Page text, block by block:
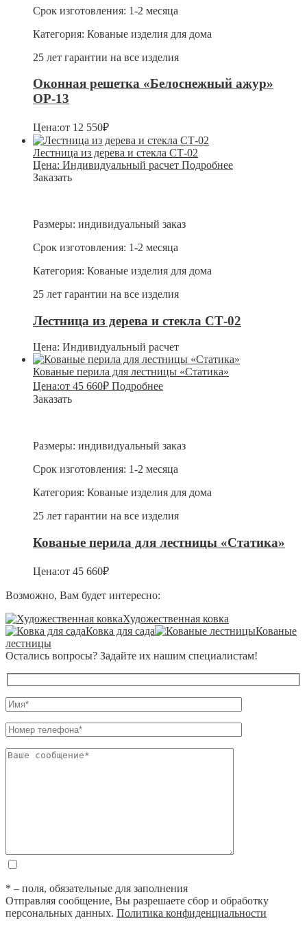
Срок изготовления: 1-2 месяца
Категория: Кованые изделия для дома
25 лет гарантии на все изделия
Оконная решетка «Белоснежный ажур»
ОР-13
Цена:от 12 550₽
Лестница из дерева и стекла СТ-02
Цена: Индивидуальный расчет Подробнее
Заказать
Размеры: индивидуальный заказ
Срок изготовления: 1-2 месяца
Категория: Кованые изделия для дома
25 лет гарантии на все изделия
Лестница из дерева и стекла СТ-02
Цена: Индивидуальный расчет
Кованые перила для лестницы «Статика»
Цена:от 45 660₽ Подробнее
Заказать
Размеры: индивидуальный заказ
Срок изготовления: 1-2 месяца
Категория: Кованые изделия для дома
25 лет гарантии на все изделия
Кованые перила для лестницы «Статика»
Цена:от 45 660₽
Возможно, Вам будет интересно:
Художественная ковка
Ковка для сада
Кованые
лестницы
Остались вопросы? Задайте их нашим специалистам!
* – поля, обязательные для заполнения
Отправляя сообщение, Вы разрешаете сбор и обработку
персональных данных. Политика конфиденциальности